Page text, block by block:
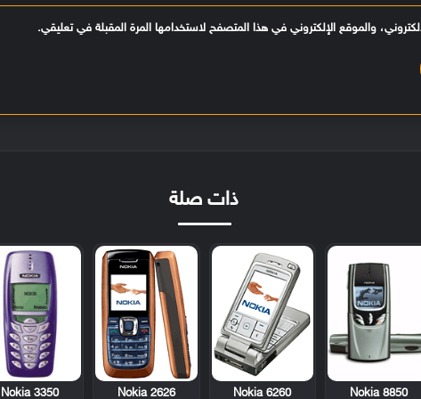
والموقع الإلكتروني في هذا المتصفح لاستخدامها المرة المقبلة في تعليقي.
ذات صلة
Nokia 8850
Nokia 6260
Nokia 2626
Nokia 3350